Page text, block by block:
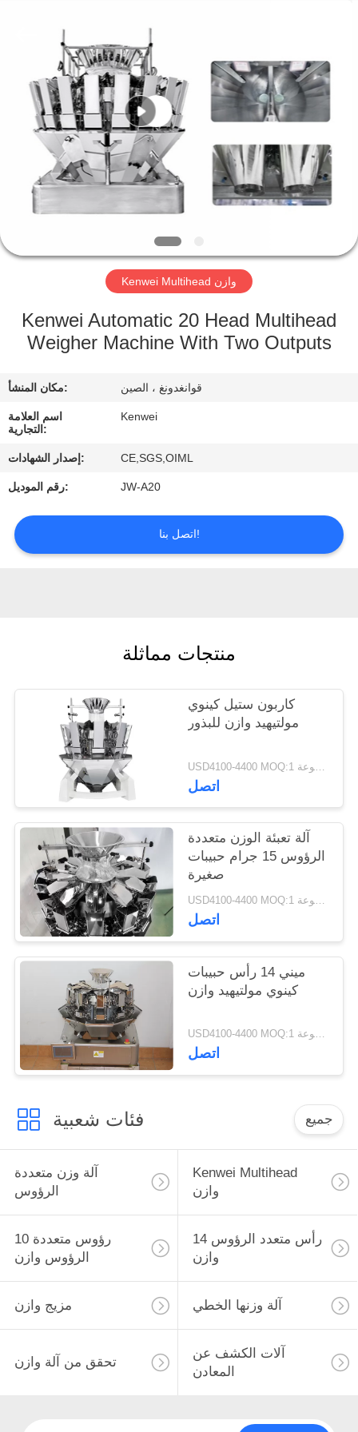
منزل
المنتجات
حول
جولة
المعمل
الجودة
اتصل
بنا
طلب
اقتباس
weigher.com.
Reserved.
Kenwei Multihead وازن
Kenwei Automatic 20 Head Multihead
Weigher Machine With Two Outputs
مكان المنشأ: قوانغدونغ ، الصين
اسم العلامة
التجارية:
Kenwei
إصدار الشهادات: CE,SGS,OIML
رقم الموديل: JW-A20
اتصل بنا!
منتجات مماثلة
كاربون ستيل كينوي
مولتيهيد وازن للبذور
USD4100-4400 MOQ:1 مجموعة
اتصل
آلة تعبئة الوزن متعددة
الرؤوس 15 جرام حبيبات
صغيرة
USD4100-4400 MOQ:1 مجموعة
اتصل
ميني 14 رأس حبيبات
كينوي مولتيهيد وازن
USD4100-4400 MOQ:1 مجموعة
اتصل
فئات شعبية جميع
آلة وزن متعددة
الرؤوس
Kenwei Multihead
وازن
10 رؤوس متعددة
الرؤوس وازن
14 رأس متعدد الرؤوس
وازن
مزيج وازن آلة وزنها الخطي
تحقق من آلة وازن
آلات الكشف عن
المعادن